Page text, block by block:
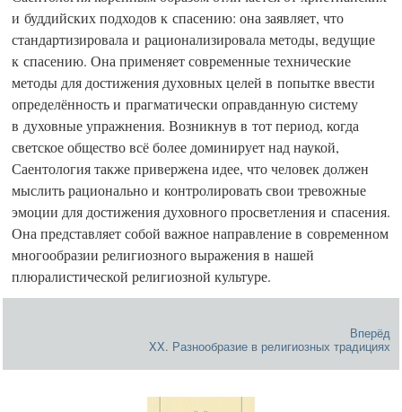
и буддийских подходов к спасению: она заявляет, что
стандартизировала и рационализировала методы, ведущие
к спасению. Она применяет современные технические
методы для достижения духовных целей в попытке ввести
определённость и прагматически оправданную систему
в духовные упражнения. Возникнув в тот период, когда
светское общество всё более доминирует над наукой,
Саентология также привержена идее, что человек должен
мыслить рационально и контролировать свои тревожные
эмоции для достижения духовного просветления и спасения.
Она представляет собой важное направление в современном
многообразии религиозного выражения в нашей
плюралистической религиозной культуре.
Вперёд
XX. Разнообразие в религиозных традициях